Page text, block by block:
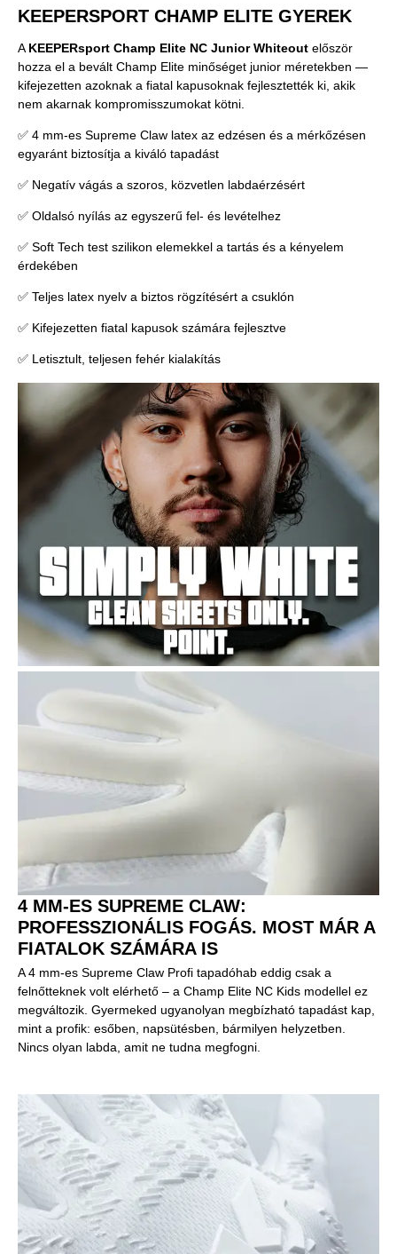
KEEPERSPORT CHAMP ELITE GYEREK
A KEEPERsport Champ Elite NC Junior Whiteout először
hozza el a bevált Champ Elite minőséget junior méretekben —
kifejezetten azoknak a fiatal kapusoknak fejlesztették ki, akik
nem akarnak kompromisszumokat kötni.
✅ 4 mm-es Supreme Claw latex az edzésen és a mérkőzésen
egyaránt biztosítja a kiváló tapadást
✅ Negatív vágás a szoros, közvetlen labdaérzésért
✅ Oldalsó nyílás az egyszerű fel- és levételhez
✅ Soft Tech test szilikon elemekkel a tartás és a kényelem
érdekében
✅ Teljes latex nyelv a biztos rögzítésért a csuklón
✅ Kifejezetten fiatal kapusok számára fejlesztve
✅ Letisztult, teljesen fehér kialakítás
4 MM-ES SUPREME CLAW:
PROFESSZIONÁLIS FOGÁS. MOST MÁR A
FIATALOK SZÁMÁRA IS
A 4 mm-es Supreme Claw Profi tapadóhab eddig csak a
felnőtteknek volt elérhető – a Champ Elite NC Kids modellel ez
megváltozik. Gyermeked ugyanolyan megbízható tapadást kap,
mint a profik: esőben, napsütésben, bármilyen helyzetben.
Nincs olyan labda, amit ne tudna megfogni.